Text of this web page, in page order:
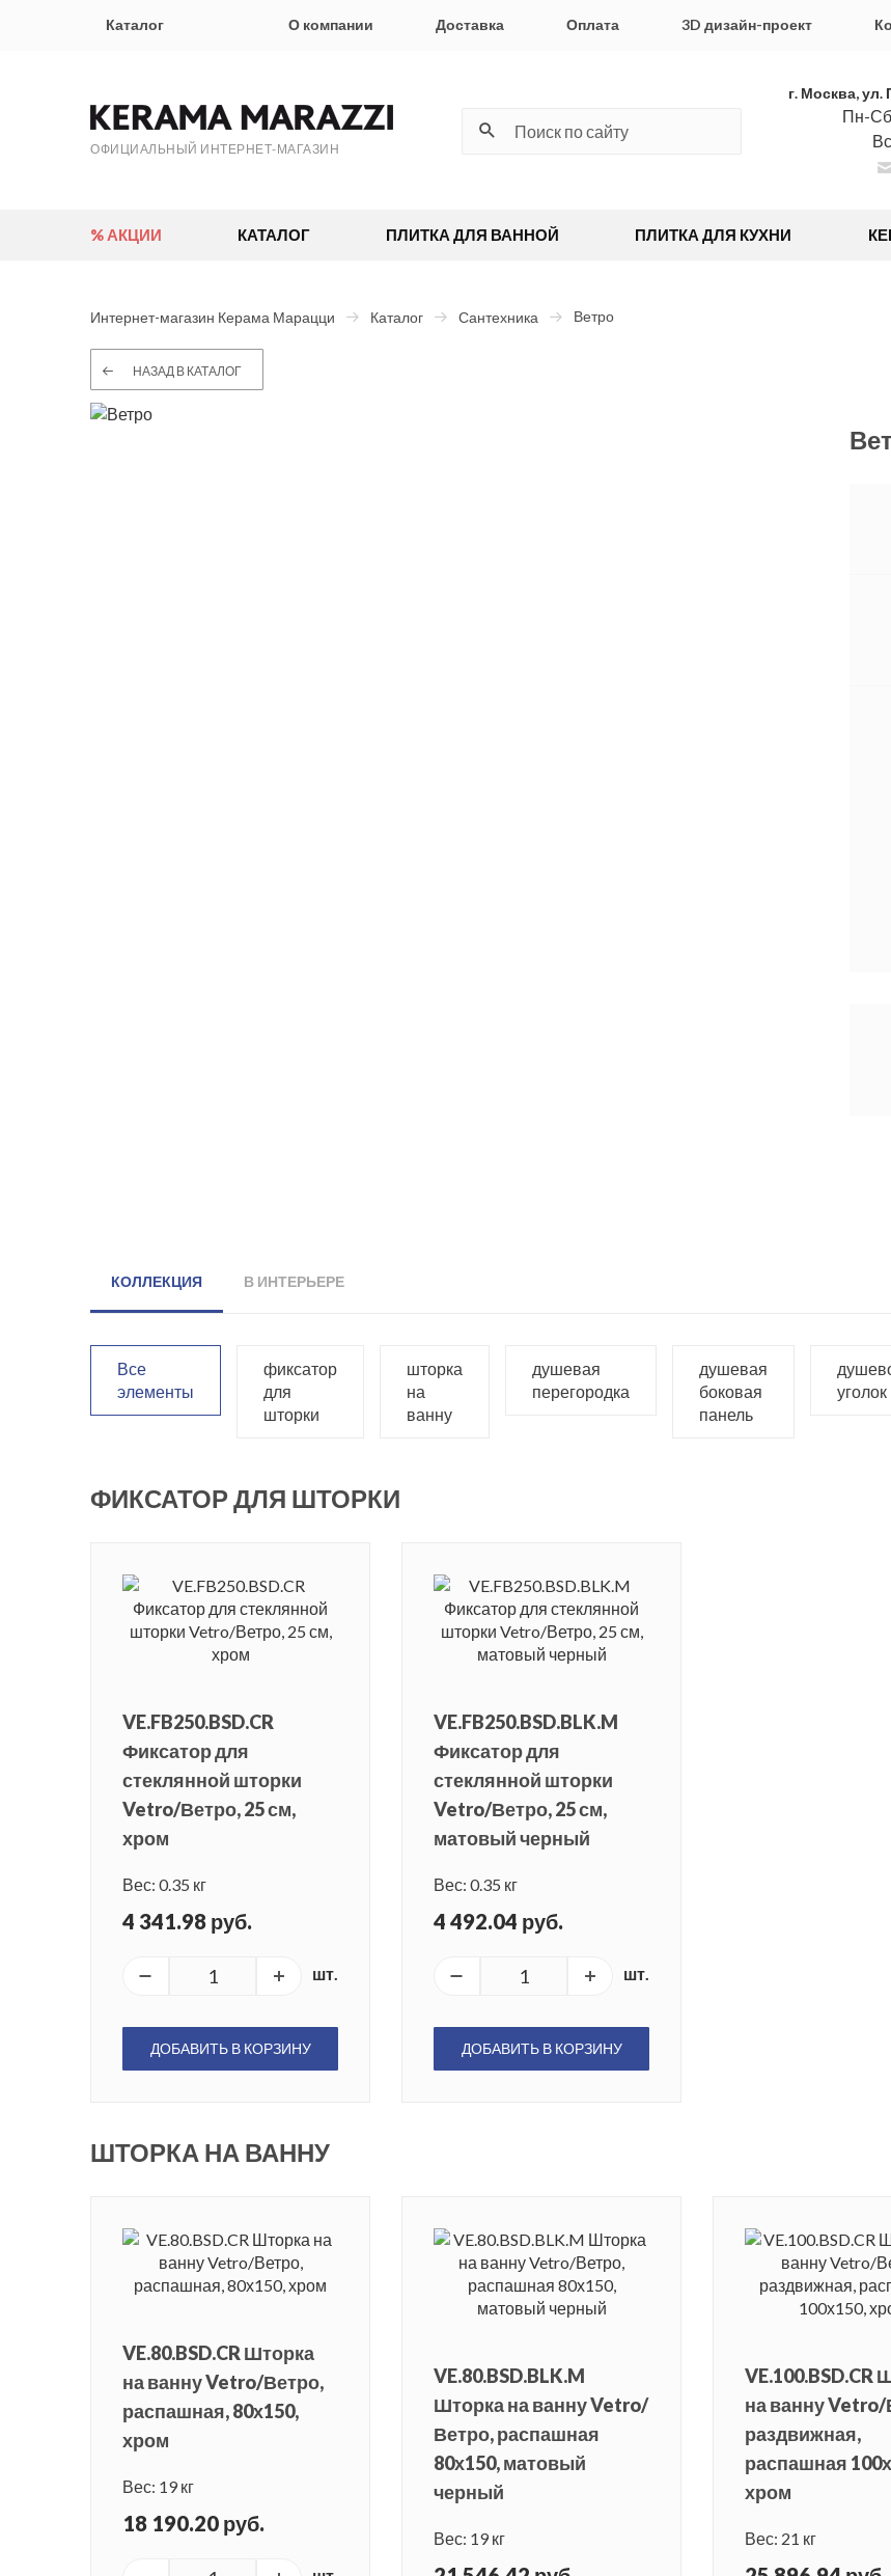
Каталог О компании Доставка Оплата 3D дизайн-проект
ОФИЦИАЛЬНЫЙ ИНТЕРНЕТ-МАГАЗИН
г. Москва, ул.
Пн-
% АКЦИИ КАТАЛОГ ПЛИТКА ДЛЯ ВАННОЙ ПЛИТКА ДЛЯ КУХНИ
Интернет-магазин Керама Марацци Каталог Сантехника Ветро
НАЗАД В КАТАЛОГ
КОЛЛЕКЦИЯ В ИНТЕРЬЕРЕ
Все
элементы
фиксатор
для
шторки
шторка
на
ванну
душевая
перегородка
душевая
боковая
панель
уголок
ФИКСАТОР ДЛЯ ШТОРКИ
VE.FB250.BSD.CR
Фиксатор для
стеклянной шторки
Vetro/Ветро, 25 см,
хром
Вес: 0.35 кг
4 341.98 руб.
шт.
ДОБАВИТЬ В КОРЗИНУ
VE.FB250.BSD.BLK.M
Фиксатор для
стеклянной шторки
Vetro/Ветро, 25 см,
матовый черный
Вес: 0.35 кг
4 492.04 руб.
шт.
ДОБАВИТЬ В КОРЗИНУ
ШТОРКА НА ВАННУ
VE.80.BSD.CR Шторка
на ванну Vetro/Ветро,
распашная, 80х150,
хром
Вес: 19 кг
18 190.20 руб.
VE.80.BSD.BLK.M
Шторка на ванну Vetro/
Ветро, распашная
80х150, матовый
черный
Вес: 19 кг
VE.100.BSD.CR
на ванну Vetro/
раздвижная,
распашная
хром
Вес: 21 кг